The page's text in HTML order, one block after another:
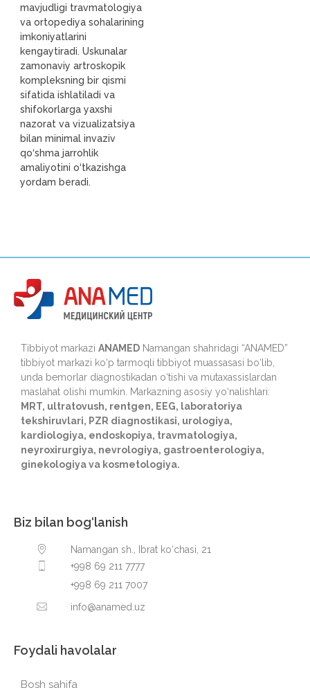
mavjudligi travmatologiya
va ortopediya sohalarining
imkoniyatlarini
kengaytiradi. Uskunalar
zamonaviy artroskopik
kompleksning bir qismi
sifatida ishlatiladi va
shifokorlarga yaxshi
nazorat va vizualizatsiya
bilan minimal invaziv
qo‘shma jarrohlik
amaliyotini o‘tkazishga
yordam beradi.
Tibbiyot markazi ANAMED Namangan shahridagi “ANAMED”
tibbiyot markazi ko‘p tarmoqli tibbiyot muassasasi bo‘lib,
unda bemorlar diagnostikadan o‘tishi va mutaxassislardan
maslahat olishi mumkin. Markazning asosiy yo‘nalishlari:
MRT, ultratovush, rentgen, EEG, laboratoriya
tekshiruvlari, PZR diagnostikasi, urologiya,
kardiologiya, endoskopiya, travmatologiya,
neyroxirurgiya, nevrologiya, gastroenterologiya,
ginekologiya va kosmetologiya.
Biz bilan bog‘lanish
Namangan sh., Ibrat ko‘chasi, 21
+998 69 211 7777
+998 69 211 7007
info@anamed.uz
Foydali havolalar
Bosh sahifa